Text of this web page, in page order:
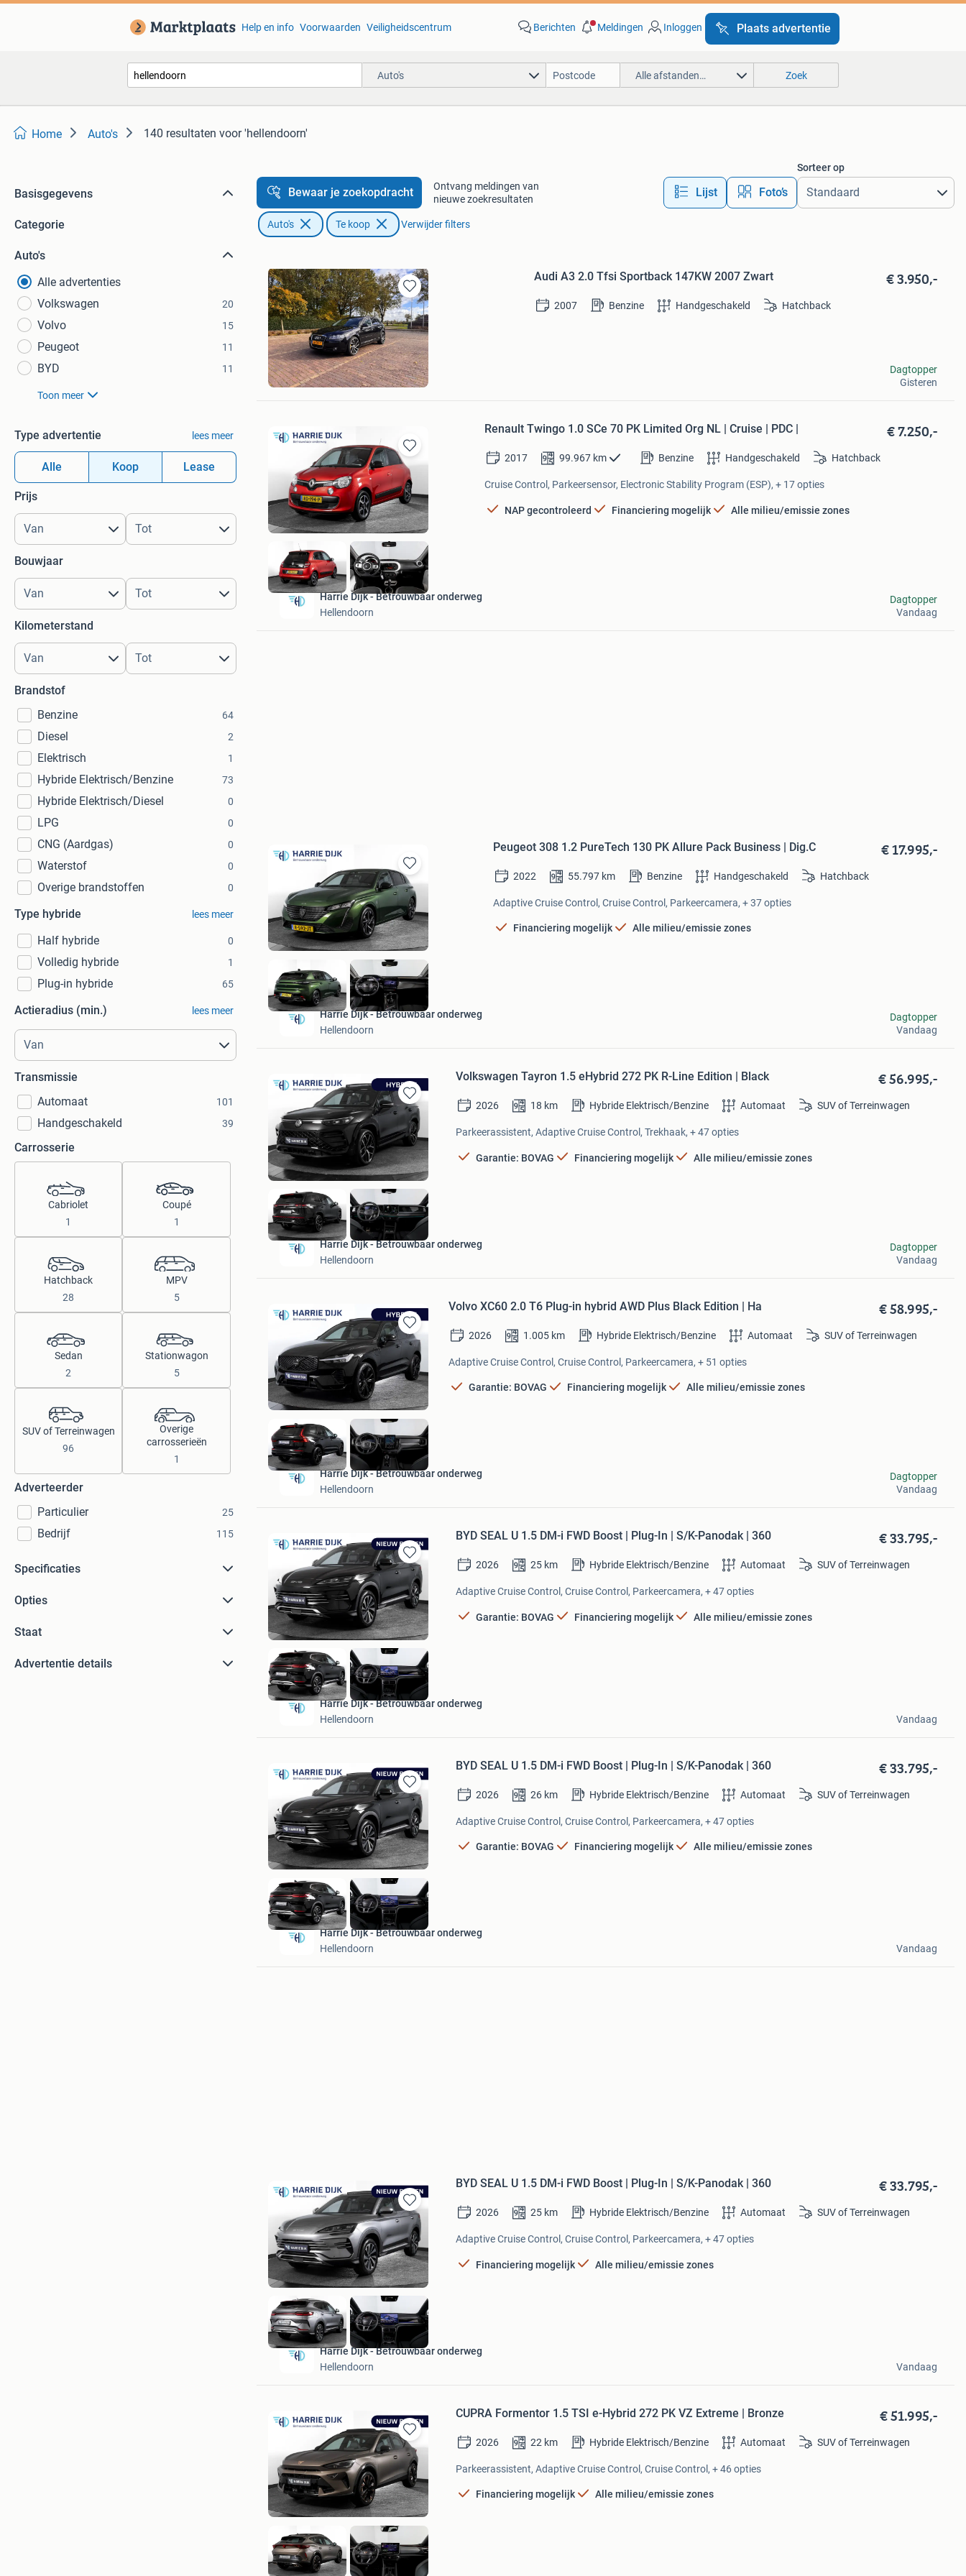
Help en info Voorwaarden Veiligheidscentrum Berichten Meldingen Inloggen Plaats advertentie
Auto's Alle afstanden… Zoek
Home Auto's 140 resultaten voor 'hellendoorn'
Basisgegevens
Categorie
Auto's
Alle advertenties
Volkswagen
20
Volvo 15
Peugeot 11
BYD 11
Toon meer
Type advertentie lees meer
Alle Koop Lease
Prijs
Bouwjaar
Kilometerstand
Brandstof
Benzine
64
Diesel 2
Elektrisch 1
Hybride Elektrisch/Benzine 73
Hybride Elektrisch/Diesel 0
LPG 0
CNG (Aardgas) 0
Waterstof 0
Overige brandstoffen 0
Type hybride lees meer
Half hybride 0
Volledig hybride 1
Plug-in hybride 65
Actieradius (min.) lees meer
Transmissie
Automaat
101
Handgeschakeld 39
Carrosserie
Cabriolet
1
Coupé
1
Hatchback
28
MPV
5
Sedan
2
Stationwagon
5
SUV of Terreinwagen
96
Overige
carrosserieën
1
Adverteerder
Particulier
25
Bedrijf 115
Specificaties
Opties
Staat
Advertentie details
Bewaar je zoekopdracht
Ontvang meldingen van
nieuwe zoekresultaten
Lijst Foto’s
Sorteer op
Auto's Te koop Verwijder filters
Bewaren
in
Mijn
Favorieten
Audi A3 2.0 Tfsi Sportback 147KW 2007 Zwart € 3.950,-
2007 Benzine Handgeschakeld Hatchback
Twan Grondman
Hellendoorn
Dagtopper
Gisteren
Bewaren
in
Mijn
Favorieten
Renault Twingo 1.0 SCe 70 PK Limited Org NL | Cruise | PDC | € 7.250,-
2017 99.967 km Benzine Handgeschakeld Hatchback
Cruise Control, Parkeersensor, Electronic Stability Program (ESP), + 17 opties
NAP gecontroleerd Financiering mogelijk Alle milieu/emissie zones
Harrie Dijk - Betrouwbaar onderweg
Hellendoorn
Dagtopper
Vandaag
Bewaren
in
Mijn
Favorieten
Peugeot 308 1.2 PureTech 130 PK Allure Pack Business | Dig.C € 17.995,-
2022 55.797 km Benzine Handgeschakeld Hatchback
Adaptive Cruise Control, Cruise Control, Parkeercamera, + 37 opties
Financiering mogelijk Alle milieu/emissie zones
Harrie Dijk - Betrouwbaar onderweg
Hellendoorn
Dagtopper
Vandaag
Bewaren
in
Mijn
Favorieten
Volkswagen Tayron 1.5 eHybrid 272 PK R-Line Edition | Black € 56.995,-
2026 18 km Hybride Elektrisch/Benzine Automaat SUV of Terreinwagen
Parkeerassistent, Adaptive Cruise Control, Trekhaak, + 47 opties
Garantie: BOVAG Financiering mogelijk Alle milieu/emissie zones
Harrie Dijk - Betrouwbaar onderweg
Hellendoorn
Dagtopper
Vandaag
Bewaren
in
Mijn
Favorieten
Volvo XC60 2.0 T6 Plug-in hybrid AWD Plus Black Edition | Ha € 58.995,-
2026 1.005 km Hybride Elektrisch/Benzine Automaat SUV of Terreinwagen
Adaptive Cruise Control, Cruise Control, Parkeercamera, + 51 opties
Garantie: BOVAG Financiering mogelijk Alle milieu/emissie zones
Harrie Dijk - Betrouwbaar onderweg
Hellendoorn
Dagtopper
Vandaag
Bewaren
in
Mijn
Favorieten
BYD SEAL U 1.5 DM-i FWD Boost | Plug-In | S/K-Panodak | 360 € 33.795,-
2026 25 km Hybride Elektrisch/Benzine Automaat SUV of Terreinwagen
Adaptive Cruise Control, Cruise Control, Parkeercamera, + 47 opties
Garantie: BOVAG Financiering mogelijk Alle milieu/emissie zones
Harrie Dijk - Betrouwbaar onderweg
Hellendoorn
Vandaag
Bewaren
in
Mijn
Favorieten
BYD SEAL U 1.5 DM-i FWD Boost | Plug-In | S/K-Panodak | 360 € 33.795,-
2026 26 km Hybride Elektrisch/Benzine Automaat SUV of Terreinwagen
Adaptive Cruise Control, Cruise Control, Parkeercamera, + 47 opties
Garantie: BOVAG Financiering mogelijk Alle milieu/emissie zones
Harrie Dijk - Betrouwbaar onderweg
Hellendoorn
Vandaag
Bewaren
in
Mijn
Favorieten
BYD SEAL U 1.5 DM-i FWD Boost | Plug-In | S/K-Panodak | 360 € 33.795,-
2026 25 km Hybride Elektrisch/Benzine Automaat SUV of Terreinwagen
Adaptive Cruise Control, Cruise Control, Parkeercamera, + 47 opties
Financiering mogelijk Alle milieu/emissie zones
Harrie Dijk - Betrouwbaar onderweg
Hellendoorn
Vandaag
Bewaren
in
Mijn
Favorieten
CUPRA Formentor 1.5 TSI e-Hybrid 272 PK VZ Extreme | Bronze € 51.995,-
2026 22 km Hybride Elektrisch/Benzine Automaat SUV of Terreinwagen
Parkeerassistent, Adaptive Cruise Control, Cruise Control, + 46 opties
Financiering mogelijk Alle milieu/emissie zones